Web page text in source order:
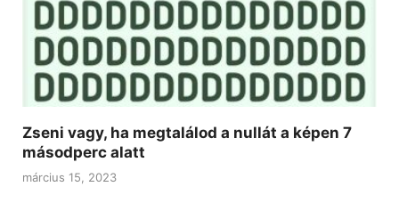
Zseni vagy, ha megtalálod a nullát a képen 7
másodperc alatt
március 15, 2023